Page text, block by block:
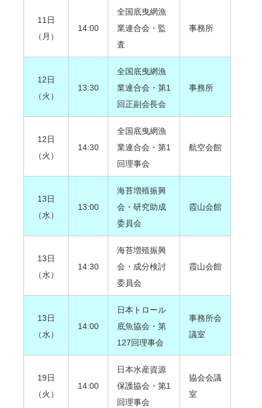
11日
（月）
14:00
全国底曳網漁
業連合会・監
査
事務所
12日
（火）
13:30
全国底曳網漁
業連合会・第1
回正副会長会
事務所
12日
（火）
14:30
全国底曳網漁
業連合会・第1
回理事会
航空会館
13日
（水）
13:00
海苔増殖振興
会・研究助成
委員会
霞山会館
13日
（水）
14:30
海苔増殖振興
会・成分検討
委員会
霞山会館
13日
（水）
14:00
日本トロール
底魚協会・第
127回理事会
事務所会
議室
19日
（火）
14:00
日本水産資源
保護協会・第1
回理事会
協会会議
室